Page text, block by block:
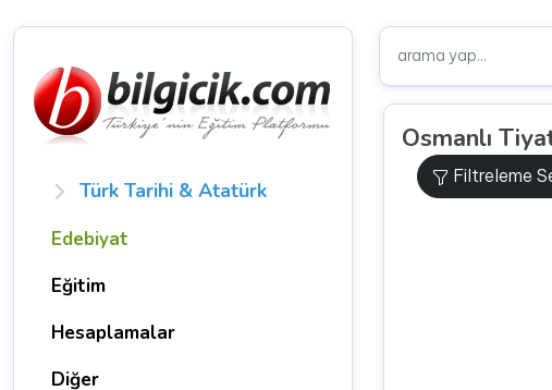
Türk Tarihi & Atatürk
Edebiyat
Eğitim
Hesaplamalar
Diğer
Osmanlı
Filtreleme